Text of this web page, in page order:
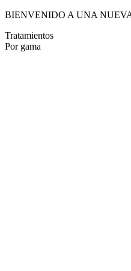
BIENVENIDO A UNA
Tratamientos
Por gama